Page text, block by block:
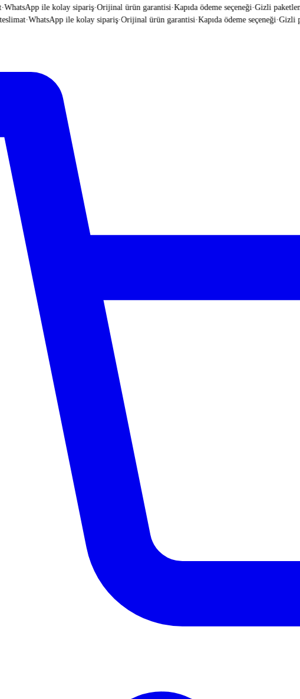
ile kolay sipariş·Orijinal ürün garantisi·Kapıda ödeme seçeneği·Gizli paketleme
·WhatsApp ile kolay sipariş·Orijinal ürün garantisi·Kapıda ödeme seçeneği·Gizli